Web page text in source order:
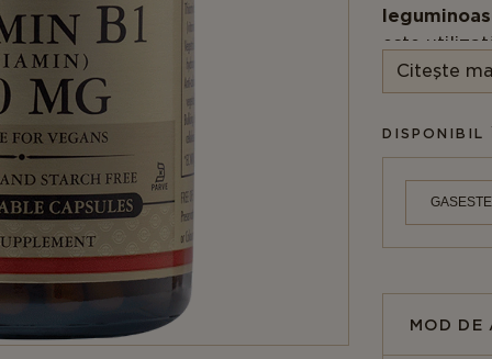
este
Pe lângă
1 capsulă
100
Citeşte
DISPONIBIL
MOD DE